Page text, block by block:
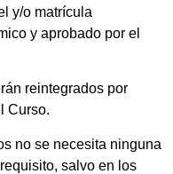
y/o matrícula
y aprobado por el
reintegrados por
Curso.
no se necesita ninguna
salvo en los